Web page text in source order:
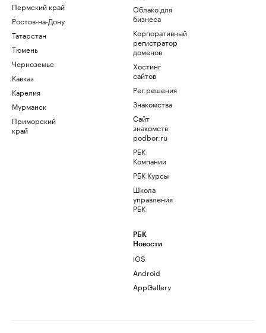
Пермский край
Ростов-на-Дону
Татарстан
Тюмень
Черноземье
Кавказ
Карелия
Мурманск
Приморский
край
Облако для
бизнеса
Корпоративный
регистратор
доменов
Хостинг
сайтов
Рег.решения
Знакомства
Сайт
знакомств
podbor.ru
РБК
Компании
РБК Курсы
Школа
управления
РБК
РБК
Новости
iOS
Android
AppGallery